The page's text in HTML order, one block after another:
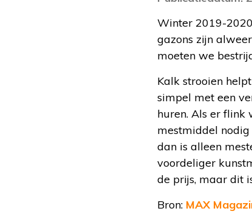
Winter 2019-
gazons zijn
moeten we
Kalk strooien
simpel met een
huren. Als er flink
mestmiddel nodig
dan is alleen
voordeliger
de prijs, maar dit
Bron: MAX